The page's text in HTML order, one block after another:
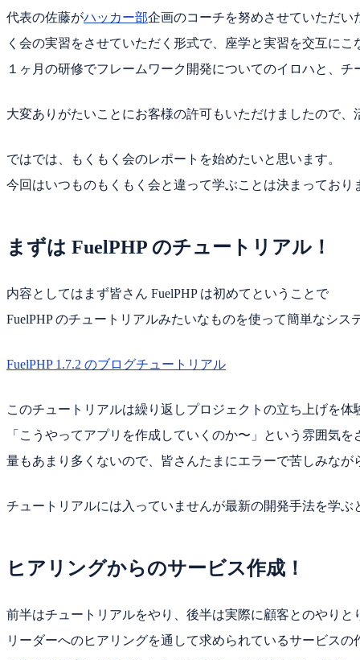
代表の佐藤がハッカー部企画のコーチを努めさせていただ
く会の実習をさせていただく形式で、座学と実習を交互に
１ヶ月の研修でフレームワーク開発についてのイロハと、
大変ありがたいことにお客様の許可もいただけましたので
ではでは、もくもく会のレポートを始めたいと思います。
今回はいつものもくもく会と違って学ぶことは決まってお
まずは FuelPHP のチュートリアル！
内容としてはまず皆さん FuelPHP は初めてということで
FuelPHP のチュートリアルみたいなものを使って簡単なシ
FuelPHP 1.7.2 のブログチュートリアル
このチュートリアルは繰り返しプロジェクトの立ち上げを体
「こうやってアプリを作成していくのか〜」という雰囲気
量もあまり多くないので、皆さんたまにエラーで苦しみな
チュートリアルには入っていませんが最新の開発手法を学
ヒアリングからのサービス作成！
前半はチュートリアルをやり、後半は実際に顧客とのやりと
リーダーへのヒアリングを通して求められているサービス